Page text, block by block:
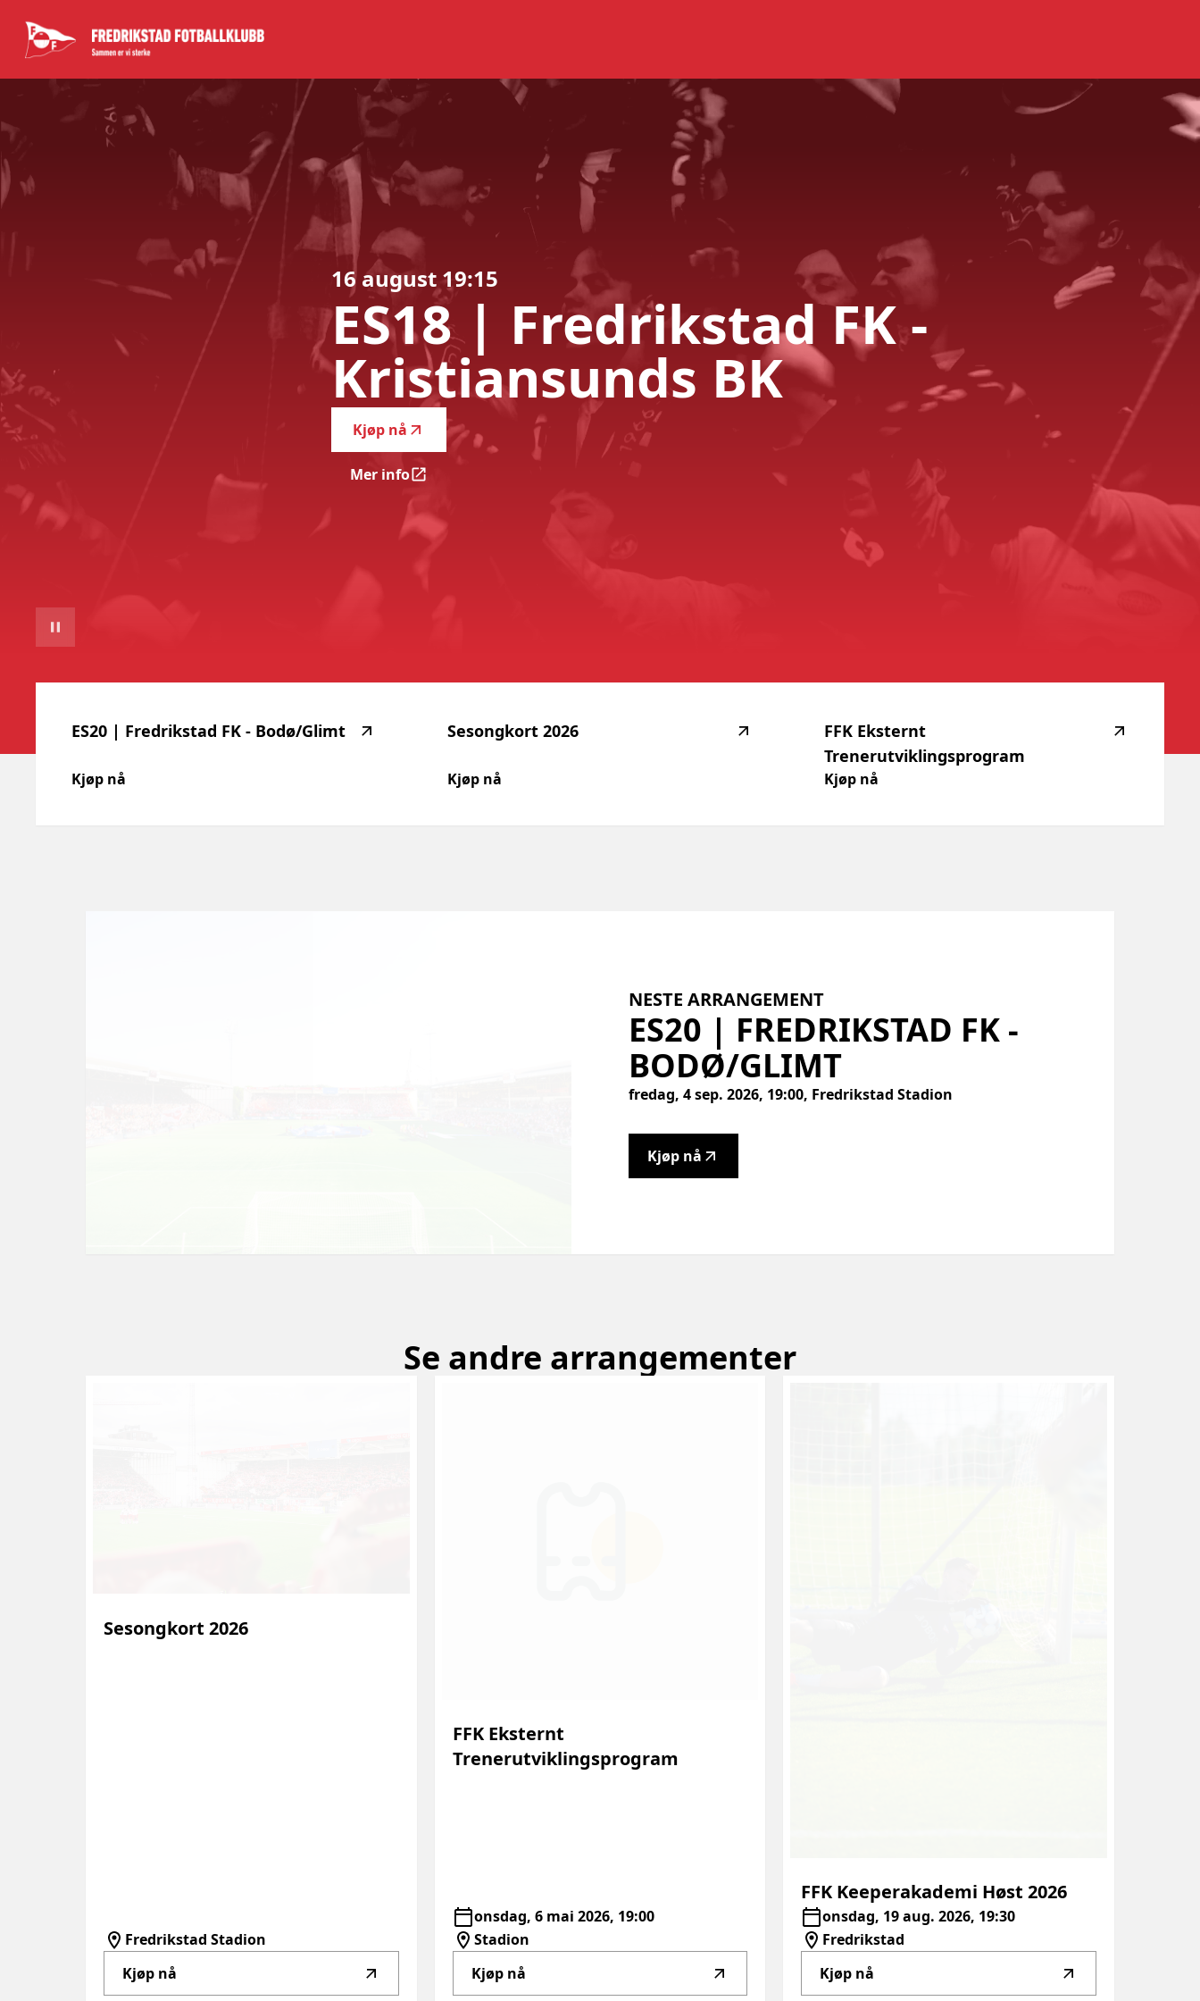
-
16 august 19:15
ES18 | FredrikstadFK -
Kristiansunds BK
Kjøp nå
Mer infoES18 | Fredrikstad FK - Kristiansunds BK
ES20 | Fredrikstad FK - Bodø/Glimt
Kjøp nå
Sesongkort 2026
Kjøp nå
FFK Eksternt
Trenerutviklingsprogram
Kjøp nå
NESTE ARRANGEMENT
ES20 | FREDRIKSTAD FK -
BODØ/GLIMT
fredag, 4 sep. 2026, 19:00, Fredrikstad Stadion
Kjøp nå
Se andre arrangementer
Sesongkort 2026
Fredrikstad Stadion
Kjøp nå
FFK Eksternt
Trenerutviklingsprogram
onsdag, 6 mai 2026, 19:00
Stadion
Kjøp nå
FFK Keeperakademi Høst 2026
onsdag, 19 aug. 2026, 19:30
Fredrikstad
Kjøp nå